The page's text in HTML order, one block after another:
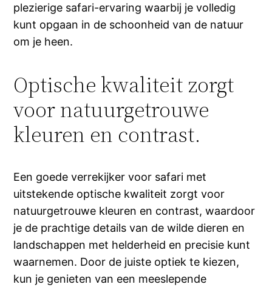
plezierige safari-ervaring waarbij je volledig
kunt opgaan in de schoonheid van de natuur
om je heen.
Optische kwaliteit zorgt
voor natuurgetrouwe
kleuren en contrast.
Een goede verrekijker voor safari met
uitstekende optische kwaliteit zorgt voor
natuurgetrouwe kleuren en contrast, waardoor
je de prachtige details van de wilde dieren en
landschappen met helderheid en precisie kunt
waarnemen. Door de juiste optiek te kiezen,
kun je genieten van een meeslepende